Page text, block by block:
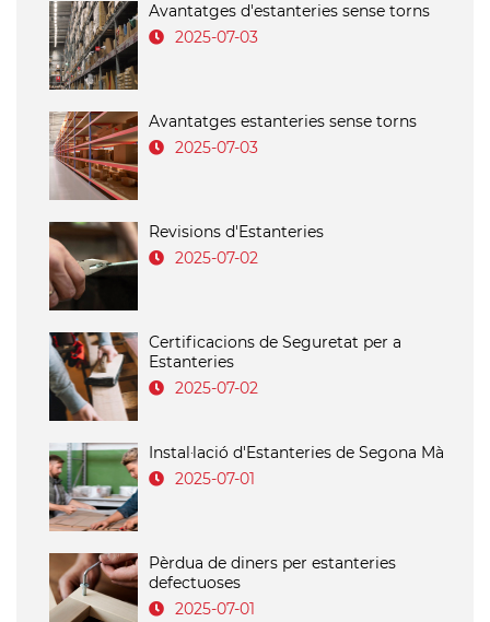
Avantatges d'estanteries sense torns
2025-07-03
Avantatges estanteries sense torns
2025-07-03
Revisions d'Estanteries
2025-07-02
Certificacions de Seguretat per a
Estanteries
2025-07-02
Instal·lació d'Estanteries de Segona Mà
2025-07-01
Pèrdua de diners per estanteries
defectuoses
2025-07-01